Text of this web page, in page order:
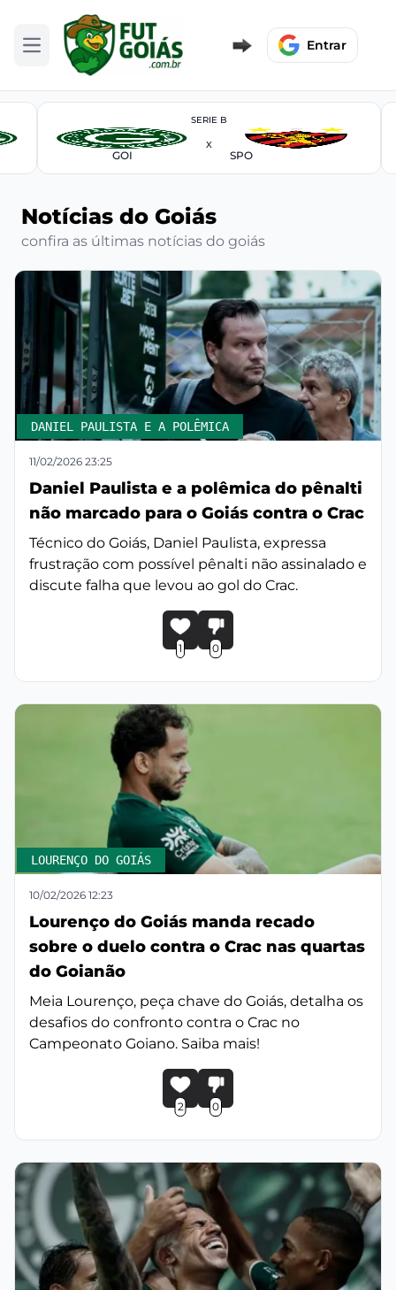
Abrir menu Entrar
SERIE B
GOI
X
SPO
Notícias do Goiás
confira as últimas notícias do goiás
DANIEL PAULISTA E A POLÊMICA
11/02/2026 23:25
Daniel Paulista e a polêmica do pênalti
não marcado para o Goiás contra o Crac
Técnico do Goiás, Daniel Paulista, expressa
frustração com possível pênalti não assinalado e
discute falha que levou ao gol do Crac.
1 0
LOURENÇO DO GOIÁS
10/02/2026 12:23
Lourenço do Goiás manda recado
sobre o duelo contra o Crac nas quartas
do Goianão
Meia Lourenço, peça chave do Goiás, detalha os
desafios do confronto contra o Crac no
Campeonato Goiano. Saiba mais!
2 0